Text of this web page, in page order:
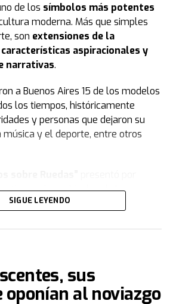
de los símbolos más potentes
moderna. Más que simples
son extensiones de la
aspiracionales y
narrativas.
a Buenos Aires 15 de los modelos
los tiempos, históricamente
y personas que dejaron su
y el deporte, entre otros
varios vehículos de la
Yarur, creador de la
le contó aTNde qué trata la
con sus 19.000 piezas de
buscacongelar el tiempo.
SIGUE LEYENDO
sus
al noviazgo